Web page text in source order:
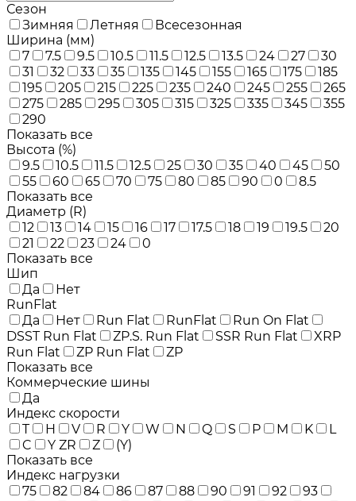
Сезон
Зимняя
Летняя
Всесезонная
Ширина (мм)
7
7.5 9.5 10.5 11.5 12.5 13.5 24 27
30
31
32 33 35 135 145 155 165 175
185
195
205 215 225 235 240 245 255
265
275
285 295 305 315 325 335 345
355
290
Показать все
Высота (%)
9.5
10.5 11.5 12.5 25 30 35 40 45
50
55
60 65 70 75 80 85 90 0
8.5
Показать все
Диаметр (R)
12
13 14 15 16 17 17.5 18 19 19.5
20
21
22 23 24
0
Показать все
Шип
Да
Нет
RunFlat
Да
Нет Run Flat RunFlat
Run On Flat
DSST Run Flat
ZP.S. Run Flat SSR Run Flat
XRP
Run Flat
ZP Run Flat
ZP
Показать все
Коммерческие шины
Да
Индекс скорости
T
H V R Y W N Q S P M K
L
C
Y ZR Z
(Y)
Показать все
Индекс нагрузки
75
82 84 86 87 88 90 91 92
93